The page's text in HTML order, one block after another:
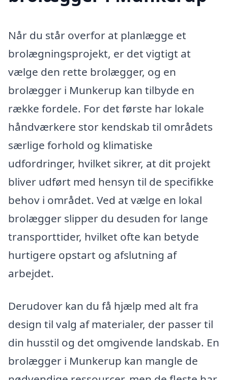
Når du står overfor at planlægge et
brolægningsprojekt, er det vigtigt at
vælge den rette brolægger, og en
brolægger i Munkerup kan tilbyde en
række fordele. For det første har lokale
håndværkere stor kendskab til områdets
særlige forhold og klimatiske
udfordringer, hvilket sikrer, at dit projekt
bliver udført med hensyn til de specifikke
behov i området. Ved at vælge en lokal
brolægger slipper du desuden for lange
transporttider, hvilket ofte kan betyde
hurtigere opstart og afslutning af
arbejdet.
Derudover kan du få hjælp med alt fra
design til valg af materialer, der passer til
din husstil og det omgivende landskab. En
brolægger i Munkerup kan mangle de